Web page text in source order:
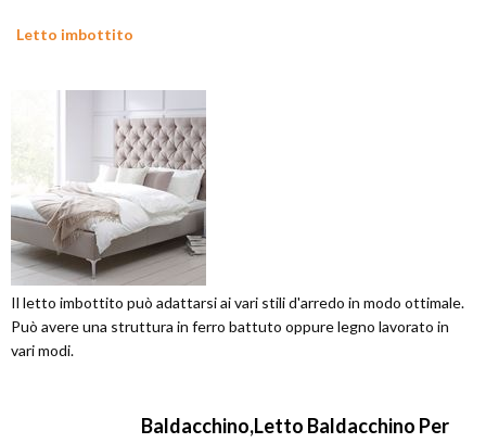
Letto imbottito
Il letto imbottito può adattarsi ai vari stili d'arredo in modo ottimale.
Può avere una struttura in ferro battuto oppure legno lavorato in
vari modi.
Baldacchino,Letto Baldacchino Per